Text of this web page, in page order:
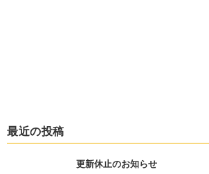
最近の投稿
更新休止のお知らせ